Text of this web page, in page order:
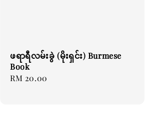
ဖရာရီလမ်းခွဲ (မိုးရှင်း) Burmese
Book
Regular
RM 20.00